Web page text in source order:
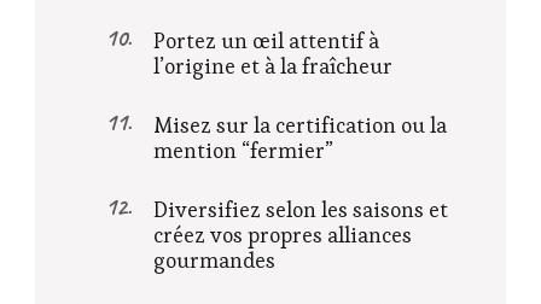
Portez un œil attentif à
l’origine et à la fraîcheur
Misez sur la certification ou la
mention “fermier”
Diversifiez selon les saisons et
créez vos propres alliances
gourmandes